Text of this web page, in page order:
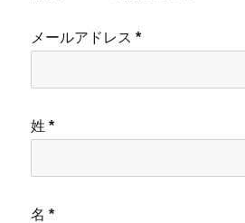
メールアドレス*
姓*
名*